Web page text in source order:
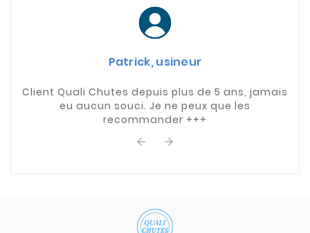
Patrick, usineur
Client Quali Chutes depuis plus de 5 ans, jamais
eu aucun souci. Je ne peux que les
recommander +++
 